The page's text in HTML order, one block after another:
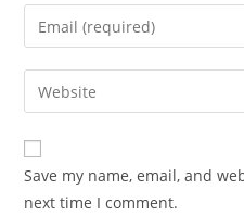
name
comment
Enter
your
email
address
comment
Enter
your
website
URL
(optional)
Save my name, email, and
next time I comment.